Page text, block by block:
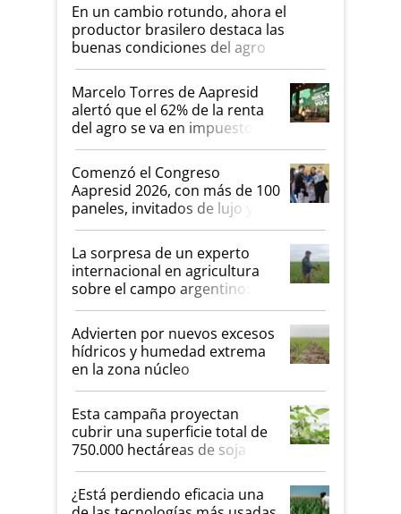
En un cambio rotundo, ahora el
productor brasilero destaca las
buenas condiciones del agro
argentino para invertir: "Los veo
más motivados"
Marcelo Torres de Aapresid
alertó que el 62% de la renta
del agro se va en impuestos:
"No es bueno que en
Argentina se sigan discutiendo
las mismas cosas de hace 50
años"
Comenzó el Congreso
Aapresid 2026, con más de 100
paneles, invitados de lujo y
todas las tendencias
La sorpresa de un experto
internacional en agricultura
sobre el campo argentino:
"Estoy muy impresionado"
Advierten por nuevos excesos
hídricos y humedad extrema
en la zona núcleo
Esta campaña proyectan
cubrir una superficie total de
750.000 hectáreas de soja
sembradas con una nueva
generación de variedades que
marcan un salto tecnológico
¿Está perdiendo eficacia una